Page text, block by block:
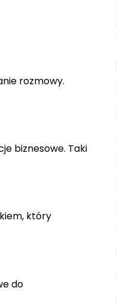
rozmowy.
biznesowe. Taki
który
do